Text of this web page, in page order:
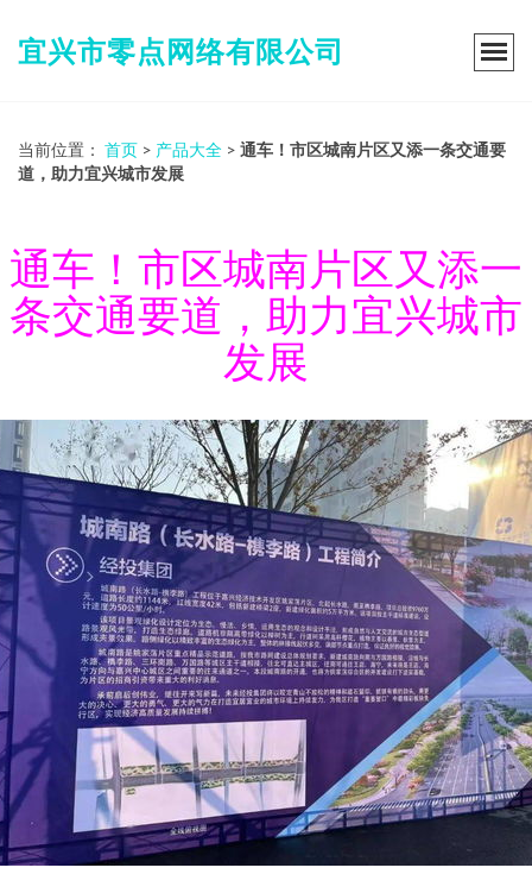
宜兴市零点网络有限公司
当前位置： 首页 > 产品大全 > 通车！市区城南片区又添一条交通要
道，助力宜兴城市发展
通车！市区城南片区又添一
条交通要道，助力宜兴城市
发展